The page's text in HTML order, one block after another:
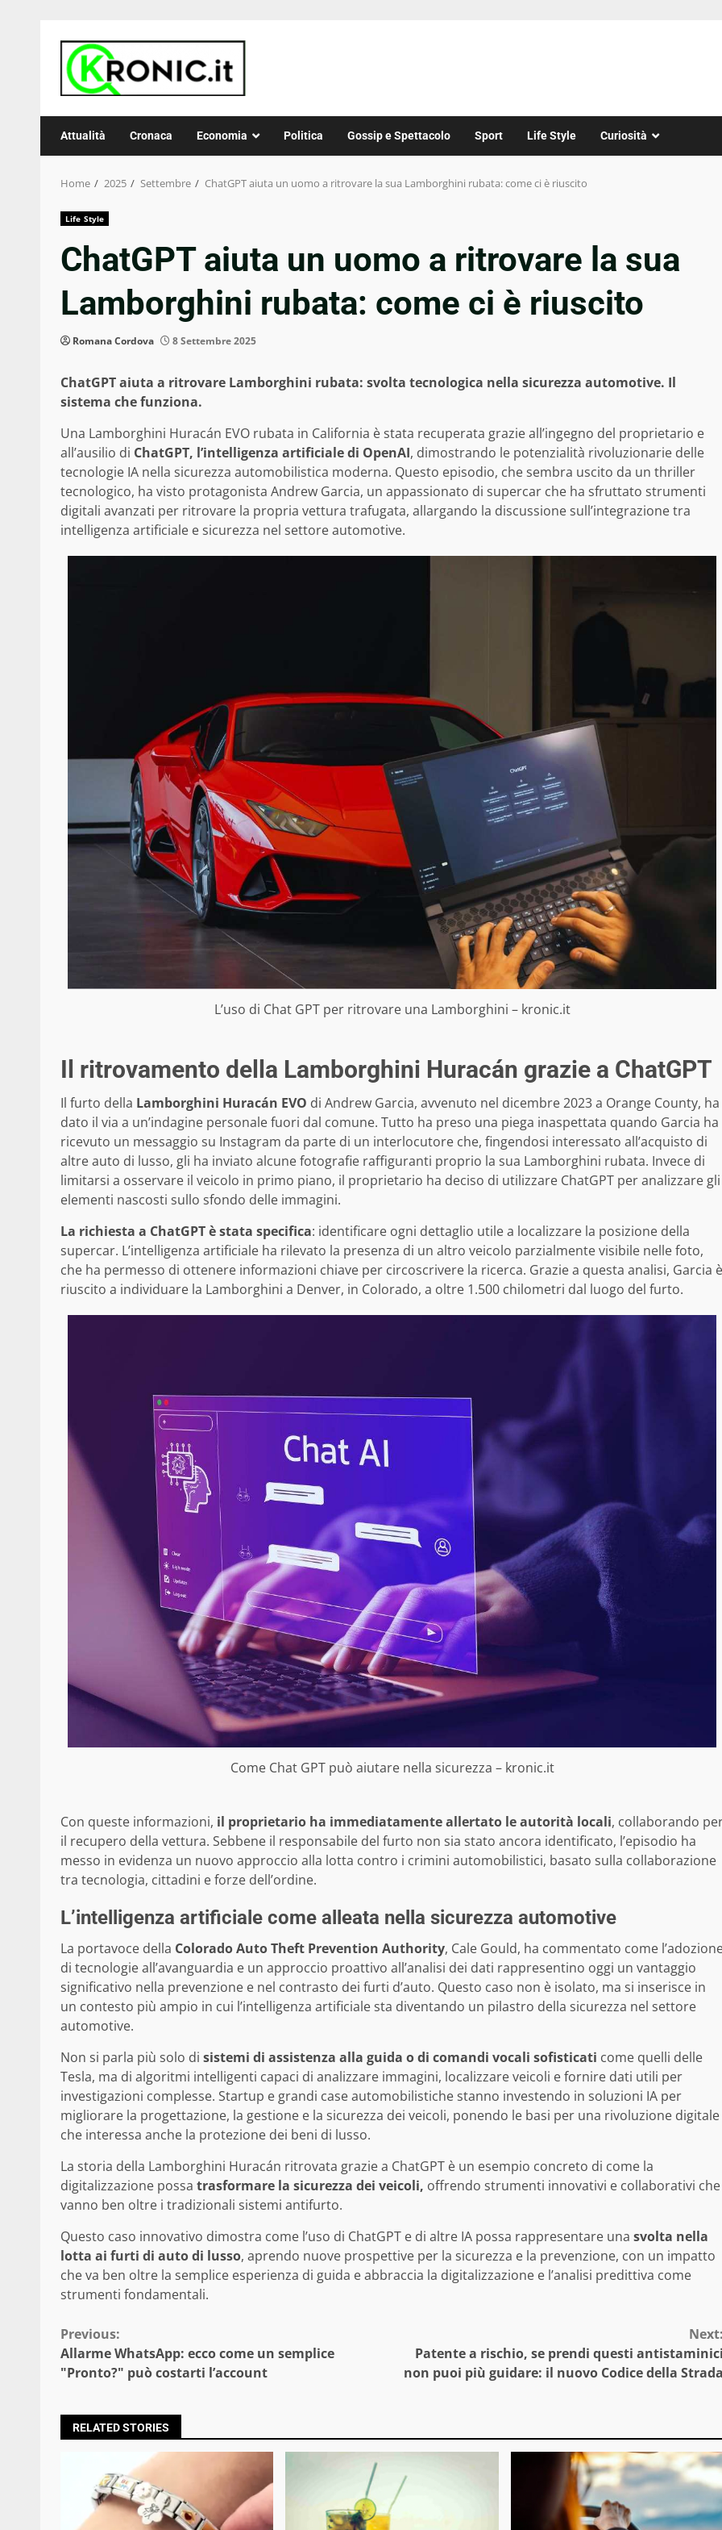
content
Attualità Cronaca Economia Politica Gossip e Spettacolo Sport Life Style Curiosità
Home 2025 Settembre ChatGPT aiuta un uomo a ritrovare la sua Lamborghini rubata: come ci è riuscito
Life Style
ChatGPT aiuta un uomo a ritrovare la sua
Lamborghini rubata: come ci è riuscito
Romana Cordova 8 Settembre 2025
ChatGPT aiuta a ritrovare Lamborghini rubata: svolta tecnologica nella sicurezza automotive. Il
sistema che funziona.
Una Lamborghini Huracán EVO rubata in California è stata recuperata grazie all’ingegno del proprietario e
all’ausilio di ChatGPT, l’intelligenza artificiale di OpenAI, dimostrando le potenzialità rivoluzionarie delle
tecnologie IA nella sicurezza automobilistica moderna. Questo episodio, che sembra uscito da un thriller
tecnologico, ha visto protagonista Andrew Garcia, un appassionato di supercar che ha sfruttato strumenti
digitali avanzati per ritrovare la propria vettura trafugata, allargando la discussione sull’integrazione tra
intelligenza artificiale e sicurezza nel settore automotive.
L’uso di Chat GPT per ritrovare una Lamborghini – kronic.it
Il ritrovamento della Lamborghini Huracán grazie a ChatGPT
Il furto della Lamborghini Huracán EVO di Andrew Garcia, avvenuto nel dicembre 2023 a Orange County, ha
dato il via a un’indagine personale fuori dal comune. Tutto ha preso una piega inaspettata quando Garcia ha
ricevuto un messaggio su Instagram da parte di un interlocutore che, fingendosi interessato all’acquisto di
altre auto di lusso, gli ha inviato alcune fotografie raffiguranti proprio la sua Lamborghini rubata. Invece di
limitarsi a osservare il veicolo in primo piano, il proprietario ha deciso di utilizzare ChatGPT per analizzare gli
elementi nascosti sullo sfondo delle immagini.
La richiesta a ChatGPT è stata specifica: identificare ogni dettaglio utile a localizzare la posizione della
supercar. L’intelligenza artificiale ha rilevato la presenza di un altro veicolo parzialmente visibile nelle foto,
che ha permesso di ottenere informazioni chiave per circoscrivere la ricerca. Grazie a questa analisi, Garcia è
riuscito a individuare la Lamborghini a Denver, in Colorado, a oltre 1.500 chilometri dal luogo del furto.
Come Chat GPT può aiutare nella sicurezza – kronic.it
Con queste informazioni, il proprietario ha immediatamente allertato le autorità locali, collaborando
il recupero della vettura. Sebbene il responsabile del furto non sia stato ancora identificato, l’episodio ha
messo in evidenza un nuovo approccio alla lotta contro i crimini automobilistici, basato sulla collaborazione
tra tecnologia, cittadini e forze dell’ordine.
L’intelligenza artificiale come alleata nella sicurezza automotive
La portavoce della Colorado Auto Theft Prevention Authority, Cale Gould, ha commentato come
di tecnologie all’avanguardia e un approccio proattivo all’analisi dei dati rappresentino oggi un vantaggio
significativo nella prevenzione e nel contrasto dei furti d’auto. Questo caso non è isolato, ma si inserisce in
un contesto più ampio in cui l’intelligenza artificiale sta diventando un pilastro della sicurezza nel settore
automotive.
Non si parla più solo di sistemi di assistenza alla guida o di comandi vocali sofisticati come quelli delle
Tesla, ma di algoritmi intelligenti capaci di analizzare immagini, localizzare veicoli e fornire dati utili per
investigazioni complesse. Startup e grandi case automobilistiche stanno investendo in soluzioni IA per
migliorare la progettazione, la gestione e la sicurezza dei veicoli, ponendo le basi per una rivoluzione digitale
che interessa anche la protezione dei beni di lusso.
La storia della Lamborghini Huracán ritrovata grazie a ChatGPT è un esempio concreto di come la
digitalizzazione possa trasformare la sicurezza dei veicoli, offrendo strumenti innovativi e collaborativi che
vanno ben oltre i tradizionali sistemi antifurto.
Questo caso innovativo dimostra come l’uso di ChatGPT e di altre IA possa rappresentare una svolta nella
lotta ai furti di auto di lusso, aprendo nuove prospettive per la sicurezza e la prevenzione, con un impatto
che va ben oltre la semplice esperienza di guida e abbraccia la digitalizzazione e l’analisi predittiva come
strumenti fondamentali.
Continue
Reading
Previous:
Allarme WhatsApp: ecco come un semplice
"Pronto?" può costarti l’account
Patente a rischio, se prendi questi
non puoi più guidare: il nuovo Codice della
RELATED STORIES